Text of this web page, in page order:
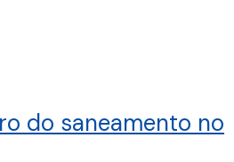
do saneamento no